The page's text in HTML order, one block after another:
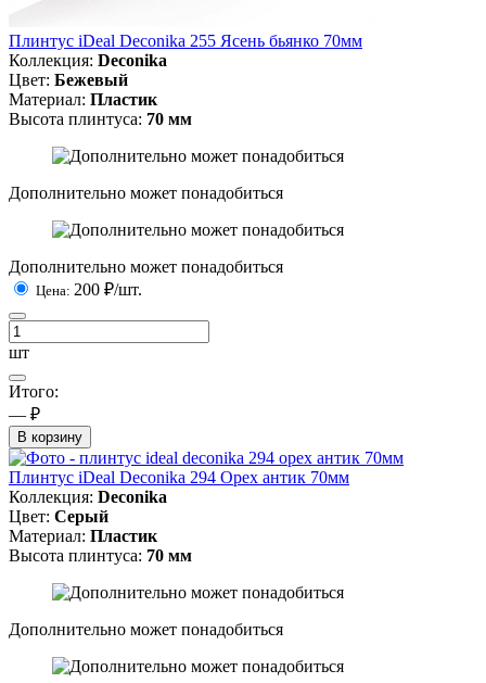
Плинтус iDeal Deconika 255 Ясень бьянко 70мм
Коллекция: Deconika
Цвет: Бежевый
Материал: Пластик
Высота плинтуса: 70 мм
Дополнительно может понадобиться
Дополнительно может понадобиться
Цена: 200 ₽/шт.
шт
Итого:
— ₽
В корзину
Плинтус iDeal Deconika 294 Орех антик 70мм
Коллекция: Deconika
Цвет: Серый
Материал: Пластик
Высота плинтуса: 70 мм
Дополнительно может понадобиться